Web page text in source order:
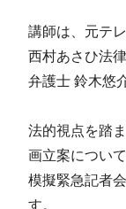
講師は、元テ
西村あさひ法
弁護士 鈴木悠
法的視点を踏
画立案につい
模擬緊急記者
す。